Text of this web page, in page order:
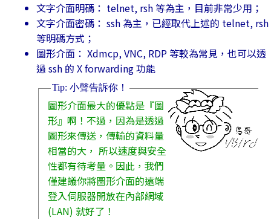
文字介面明碼： telnet, rsh 等為主，目前非常少用；
文字介面密碼： ssh 為主，已經取代上述的 telnet, rsh
等明碼方式；
圖形介面： Xdmcp, VNC, RDP 等較為常見，也可以透
過 ssh 的 X forwarding 功能
圖形介面最大的優點是『圖
形』啊！不過，因為是透過
圖形來傳送，傳輸的資料量
相當的大， 所以速度與安全
性都有待考量。因此，我們
僅建議你將圖形介面的遠端
登入伺服器開放在內部網域
(LAN) 就好了！